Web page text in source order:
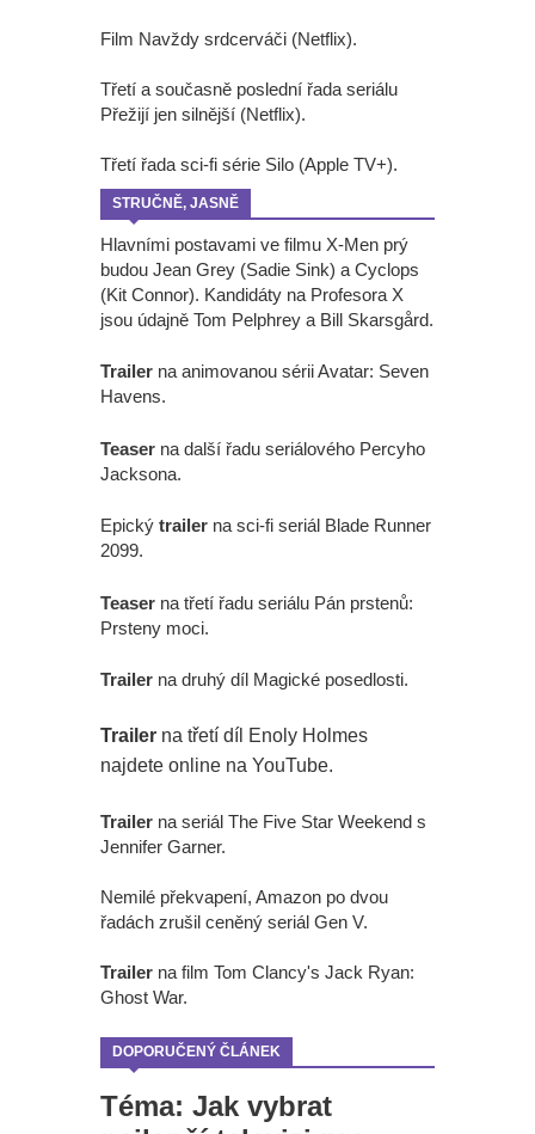
Film Navždy srdcerváči (Netflix).
Třetí a současně poslední řada seriálu
Přežijí jen silnější (Netflix).
Třetí řada sci-fi série Silo (Apple TV+).
STRUČNĚ, JASNĚ
Hlavními postavami ve filmu X-Men prý
budou Jean Grey (Sadie Sink) a Cyclops
(Kit Connor). Kandidáty na Profesora X
jsou údajně Tom Pelphrey a Bill Skarsgård.
Trailer na animovanou sérii Avatar: Seven
Havens.
Teaser na další řadu seriálového Percyho
Jacksona.
Epický trailer na sci-fi seriál Blade Runner
2099.
Teaser na třetí řadu seriálu Pán prstenů:
Prsteny moci.
Trailer na druhý díl Magické posedlosti.
Trailer na třetí díl Enoly Holmes
najdete online na YouTube.
Trailer na seriál The Five Star Weekend s
Jennifer Garner.
Nemilé překvapení, Amazon po dvou
řadách zrušil ceněný seriál Gen V.
Trailer na film Tom Clancy's Jack Ryan:
Ghost War.
DOPORUČENÝ ČLÁNEK
Téma: Jak vybrat